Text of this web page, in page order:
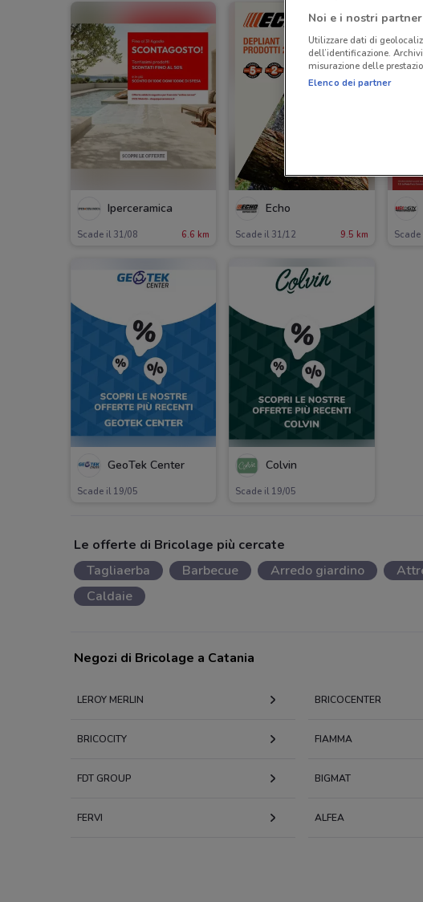
Iperceramica
Scade il 31/08 6.6 km
Echo
Scade il 31/12 9.5 km
GeoTek Center
Scade il 19/05
Colvin
Scade il 19/05
Le offerte di Bricolage più cercate
Tagliaerba
Barbecue Arredo giardino
Caldaie
Negozi di Bricolage a Catania
LEROY MERLIN BRICOCENTER
BRICOCITY FIAMMA
FDT GROUP BIGMAT
FERVI ALFEA
Noi e i nostri
Utilizzare dati di
dell’identificazione.
misurazione delle
Elenco dei partner